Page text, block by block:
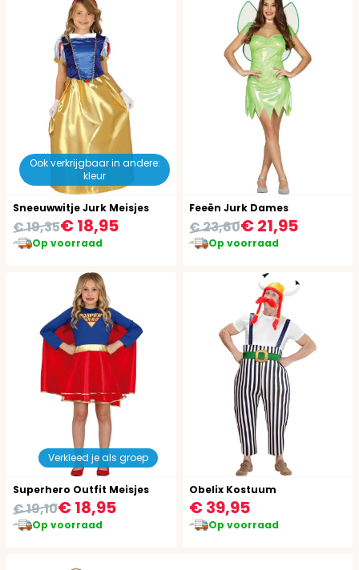
Ook verkrijgbaar in andere:
kleur
Sneeuwwitje Jurk Meisjes
€ 18,95
€ 19,35
Op voorraad
Feeën Jurk Dames
€ 21,95
€ 23,60
Op voorraad
Verkleed je als groep
Superhero Outfit Meisjes
€ 18,95
€ 19,10
Op voorraad
Obelix Kostuum
€ 39,95
Op voorraad